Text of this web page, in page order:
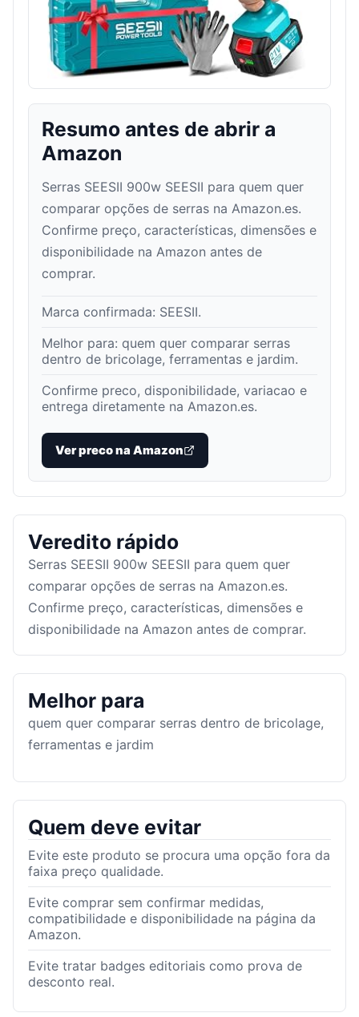
Resumo antes de abrir a
Amazon
Serras SEESII 900w SEESII para quem quer
comparar opções de serras na Amazon.es.
Confirme preço, características, dimensões e
disponibilidade na Amazon antes de
comprar.
Marca confirmada: SEESII.
Melhor para: quem quer comparar serras
dentro de bricolage, ferramentas e jardim.
Confirme preco, disponibilidade, variacao e
entrega diretamente na Amazon.es.
Ver preco na Amazon
Veredito rápido
Serras SEESII 900w SEESII para quem quer
comparar opções de serras na Amazon.es.
Confirme preço, características, dimensões e
disponibilidade na Amazon antes de comprar.
Melhor para
quem quer comparar serras dentro de bricolage,
ferramentas e jardim
Quem deve evitar
Evite este produto se procura uma opção fora da
faixa preço qualidade.
Evite comprar sem confirmar medidas,
compatibilidade e disponibilidade na página da
Amazon.
Evite tratar badges editoriais como prova de
desconto real.